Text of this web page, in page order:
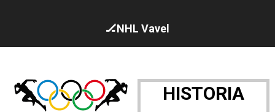
Canadian Elite Basketball League 2026 - Playoffs
🏒NHL Vavel
HISTORIA